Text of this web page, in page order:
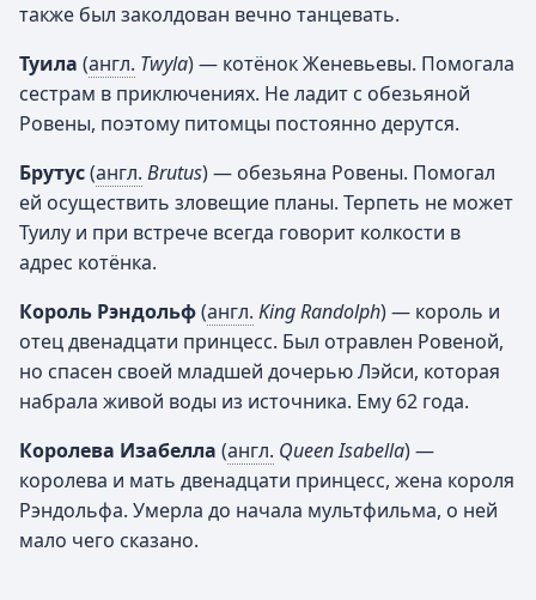
также был заколдован вечно танцевать.
Туила (англ. Twyla) — котёнок Женевьевы. Помогала
сестрам в приключениях. Не ладит с обезьяной
Ровены, поэтому питомцы постоянно дерутся.
Брутус(англ. Brutus) — обезьяна Ровены. Помогал
ей осуществить зловещие планы. Терпеть не может
Туилу и при встрече всегда говорит колкости в
адрес котёнка.
Король Рэндольф(англ. King Randolph) — король и
отец двенадцати принцесс. Был отравлен Ровеной,
но спасен своей младшей дочерью Лэйси, которая
набрала живой воды из источника. Ему 62 года.
Королева Изабелла (англ. Queen Isabella) —
королева и мать двенадцати принцесс, жена короля
Рэндольфа. Умерла до начала мультфильма, о ней
мало чего сказано.